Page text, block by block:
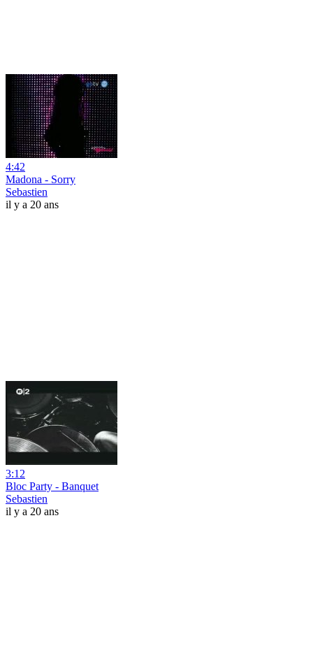
4:42
Madona - Sorry
Sebastien
il y a 20 ans
3:12
Bloc Party - Banquet
Sebastien
il y a 20 ans